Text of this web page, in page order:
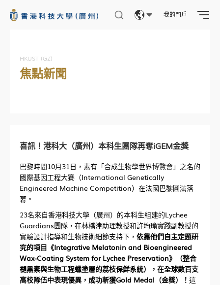
我的門戶
HKUST (GZ)
焦點新聞
喜訊！港科大（廣州）本科生團隊再奪iGEM金獎
巴黎時間10月31日，素有「合成生物學世界博覽會」之名的
國際基因工程大賽（International Genetically
Engineered Machine Competition）在法國巴黎圓滿落
幕。
23名來自香港科技大學（廣州）的本科生組建的Lychee
Guardians團隊，在林橋津助理教授和許均瑜實踐副教授的
實驗設計指導和生物技術細節支持下， 依靠他們自主定題研
究的項目《Integrative Melatonin and Bioengineered
Wax-Coating System for Lychee Preservation》（整合
褪黑素與生物工程蠟塗層的荔枝保鮮系統），在全球數百支
高校隊伍中表現優異，成功斬獲Gold Medal（金獎）！ 這